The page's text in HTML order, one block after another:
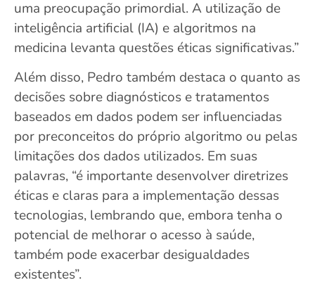
uma preocupação primordial. A utilização de
inteligência artificial (IA) e algoritmos na
medicina levanta questões éticas significativas.”
Além disso, Pedro também destaca o quanto as
decisões sobre diagnósticos e tratamentos
baseados em dados podem ser influenciadas
por preconceitos do próprio algoritmo ou pelas
limitações dos dados utilizados. Em suas
palavras, “é importante desenvolver diretrizes
éticas e claras para a implementação dessas
tecnologias, lembrando que, embora tenha o
potencial de melhorar o acesso à saúde,
também pode exacerbar desigualdades
existentes”.